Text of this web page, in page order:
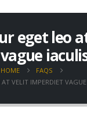
eget leo
HOME
FAQS
VELIT IMPERDIET